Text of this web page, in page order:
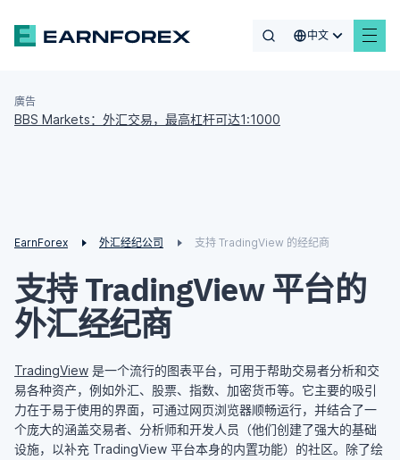
中文
廣告
BBS Markets：外汇交易，最高杠杆可达1:1000
EarnForex 外汇经纪公司 支持 TradingView 的经纪商
支持 TradingView 平台的
外汇经纪商
TradingView 是一个流行的图表平台，可用于帮助交易者分析和交
易各种资产，例如外汇、股票、指数、加密货币等。它主要的吸引
力在于易于使用的界面，可通过网页浏览器顺畅运行，并结合了一
个庞大的涵盖交易者、分析师和开发人员（他们创建了强大的基础
设施，以补充 TradingView 平台本身的内置功能）的社区。除了绘